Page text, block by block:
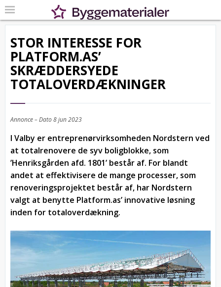
STOR INTERESSE FOR
PLATFORM.AS’
SKRÆDDERSYEDE
TOTALOVERDÆKNINGER
Annonce – Dato8 jun 2023
I Valby er entreprenørvirksomheden Nordstern ved
at totalrenovere de syv boligblokke, som
’Henriksgården afd. 1801’ består af. For blandt
andet at effektivisere de mange processer, som
renoveringsprojektet består af, har Nordstern
valgt at benytte Platform.as’ innovative løsning
inden for totaloverdækning.